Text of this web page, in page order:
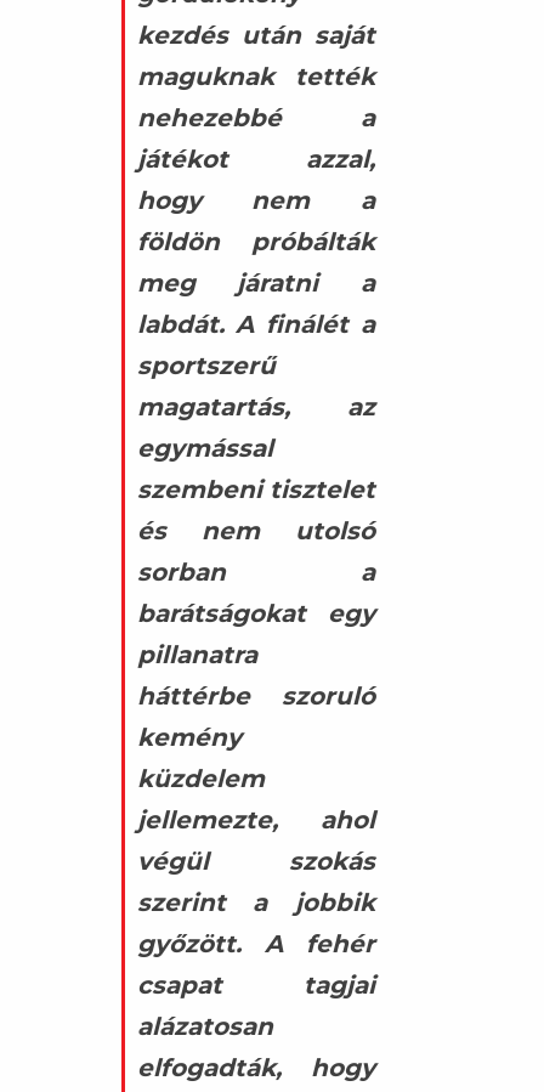
kezdés után saját
maguknak tették
nehezebbé a
játékot azzal,
hogy nem a
földön próbálták
meg járatni a
labdát. A finálét a
sportszerű
magatartás, az
egymással
szembeni tisztelet
és nem utolsó
sorban a
barátságokat egy
pillanatra
háttérbe szoruló
kemény
küzdelem
jellemezte, ahol
végül szokás
szerint a jobbik
győzött. A fehér
csapat tagjai
alázatosan
elfogadták, hogy